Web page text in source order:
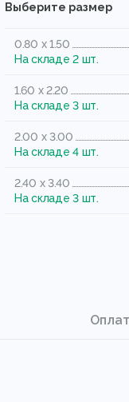
Выберите размер
0.80 x 1.50
На складе 2 шт.
1.60 x 2.20
На складе 3 шт.
2.00 x 3.00
На складе 4 шт.
2.40 x 3.40
На складе 3 шт.